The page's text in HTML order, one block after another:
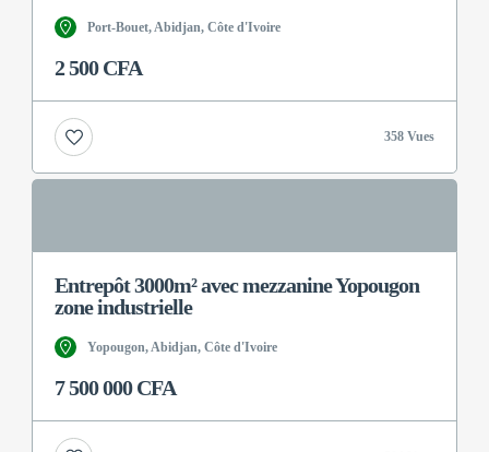
Port-Bouet, Abidjan, Côte d'Ivoire
2 500 CFA
358 Vues
Entrepôt 3000m² avec mezzanine Yopougon
zone industrielle
Yopougon, Abidjan, Côte d'Ivoire
7 500 000 CFA